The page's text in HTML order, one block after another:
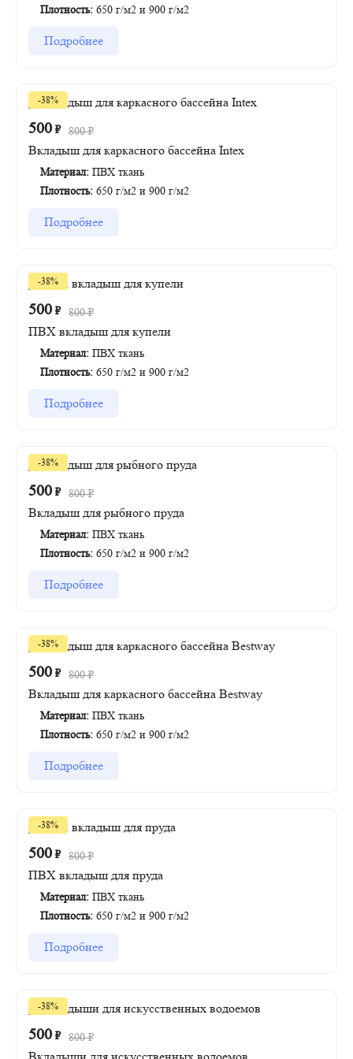
Плотность: 650 г/м2 и 900 г/м2
Подробнее
-38%
500 ₽ 800₽
Вкладыш для каркасного бассейна Intex
Материал: ПВХ ткань
Плотность: 650 г/м2 и 900 г/м2
Подробнее
-38%
500 ₽ 800₽
ПВХ вкладыш для купели
Материал: ПВХ ткань
Плотность: 650 г/м2 и 900 г/м2
Подробнее
-38%
500 ₽ 800₽
Вкладыш для рыбного пруда
Материал: ПВХ ткань
Плотность: 650 г/м2 и 900 г/м2
Подробнее
-38%
500 ₽ 800₽
Вкладыш для каркасного бассейна Bestway
Материал: ПВХ ткань
Плотность: 650 г/м2 и 900 г/м2
Подробнее
-38%
500 ₽ 800₽
ПВХ вкладыш для пруда
Материал: ПВХ ткань
Плотность: 650 г/м2 и 900 г/м2
Подробнее
-38%
500 ₽ 800₽